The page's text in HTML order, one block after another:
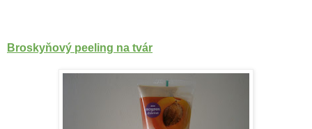
Broskyňový peeling na tvár